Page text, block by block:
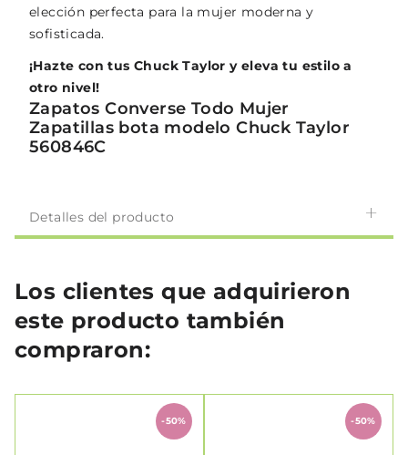
elección perfecta para la mujer moderna y
sofisticada.
¡Hazte con tus Chuck Taylor y eleva tu estilo a
otro nivel!
Zapatos Converse Todo Mujer
Zapatillas bota modelo Chuck Taylor
560846C
Detalles del producto
Los clientes que adquirieron
este producto también
compraron:
-50% -50%